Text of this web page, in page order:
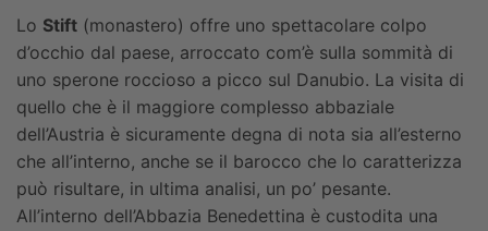
Lo Stift (monastero) offre uno spettacolare colpo
d’occhio dal paese, arroccato com’è sulla sommità di
uno sperone roccioso a picco sul Danubio. La visita di
quello che è il maggiore complesso abbaziale
dell’Austria è sicuramente degna di nota sia all’esterno
che all’interno, anche se il barocco che lo caratterizza
può risultare, in ultima analisi, un po’ pesante.
All’interno dell’Abbazia Benedettina è custodita una